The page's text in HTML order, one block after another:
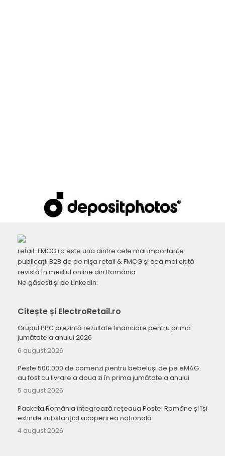
retail-FMCG.ro este una dintre cele mai importante
publicaţii B2B de pe nişa retail & FMCG şi cea mai citită
revistă în mediul online din România.
Ne găsești și pe LinkedIn:
Citește și ElectroRetail.ro
Grupul PPC prezintă rezultate financiare pentru prima
jumătate a anului 2026
6 august 2026
Peste 500.000 de comenzi pentru bebeluși de pe eMAG
au fost cu livrare a doua zi în prima jumătate a anului
5 august 2026
Packeta România integrează rețeaua Poștei Române și își
extinde substanțial acoperirea națională
4 august 2026